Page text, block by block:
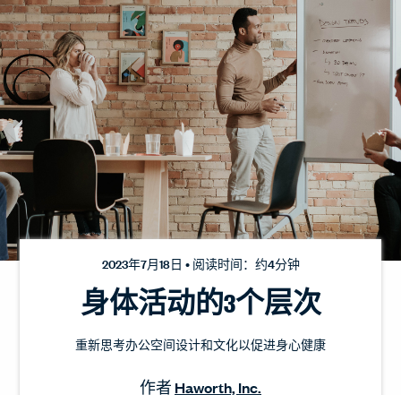
2023年7月18日 • 阅读时间：约4分钟
身体活动的3个层次
重新思考办公空间设计和文化以促进身心健康
作者 Haworth, Inc.